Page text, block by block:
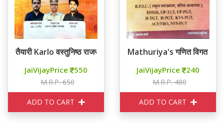
तैयारी Karlo वस्तुनिष्ठ राजस्थान प्रश्न बैंक 12112+
JaiVijayPrice 550
M.R.P. 650
ADD TO CART
Mathuriya's गणित विगत
JaiVijayPrice 240
M.R.P. 480
ADD TO CART